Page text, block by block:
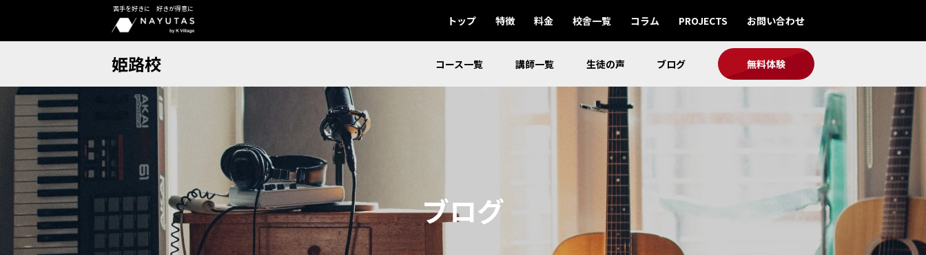
苦手を好きに 好きが得意に
トップ 特徴 料金 校舎一覧 コラム PROJECTS お問い合わせ
姫路校 コース一覧 講師一覧 生徒の声 ブログ 無料体験
ブログ